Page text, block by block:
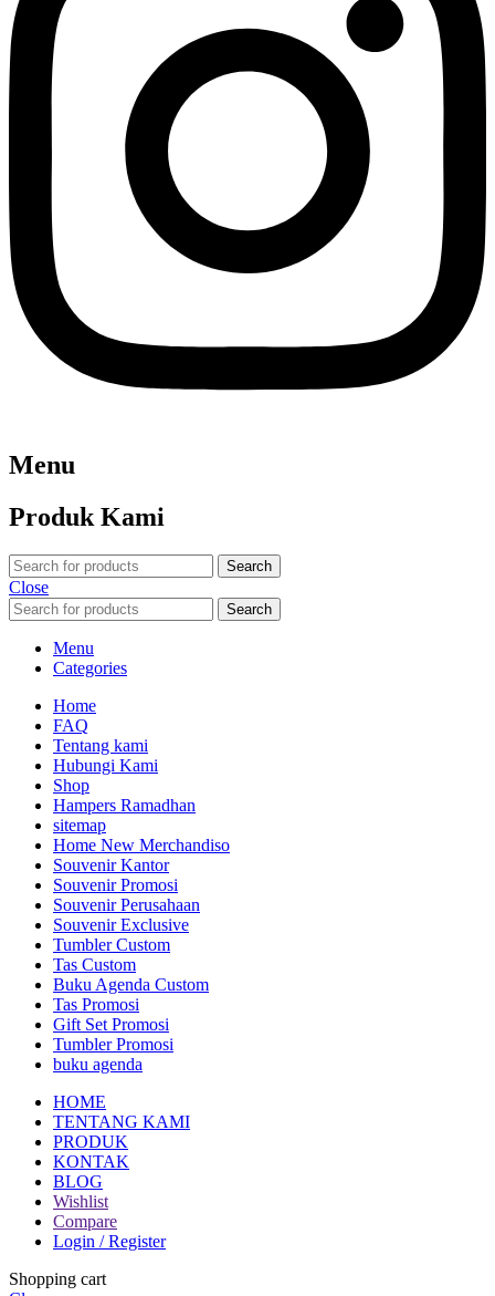
Menu
Produk Kami
Search
Close
Search
Menu
Categories
Home
FAQ
Tentang kami
Hubungi Kami
Shop
Hampers Ramadhan
sitemap
Home New Merchandiso
Souvenir Kantor
Souvenir Promosi
Souvenir Perusahaan
Souvenir Exclusive
Tumbler Custom
Tas Custom
Buku Agenda Custom
Tas Promosi
Gift Set Promosi
Tumbler Promosi
buku agenda
HOME
TENTANG KAMI
PRODUK
KONTAK
BLOG
Wishlist
Compare
Login / Register
Shopping cart